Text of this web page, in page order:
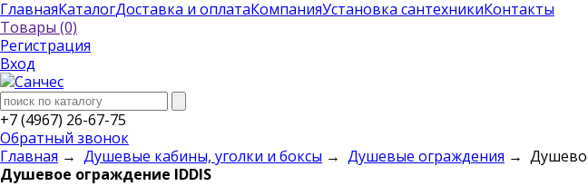
ГлавнаяКаталогДоставка и оплатаКомпанияУстановка сантехникиКонтакты
Товары (0)
Регистрация
Вход
+7 (4967) 26-67-75
Обратный звонок
Главная → Душевые кабины, уголки и боксы → Душевые ограждения →
Душевое ограждение IDDIS